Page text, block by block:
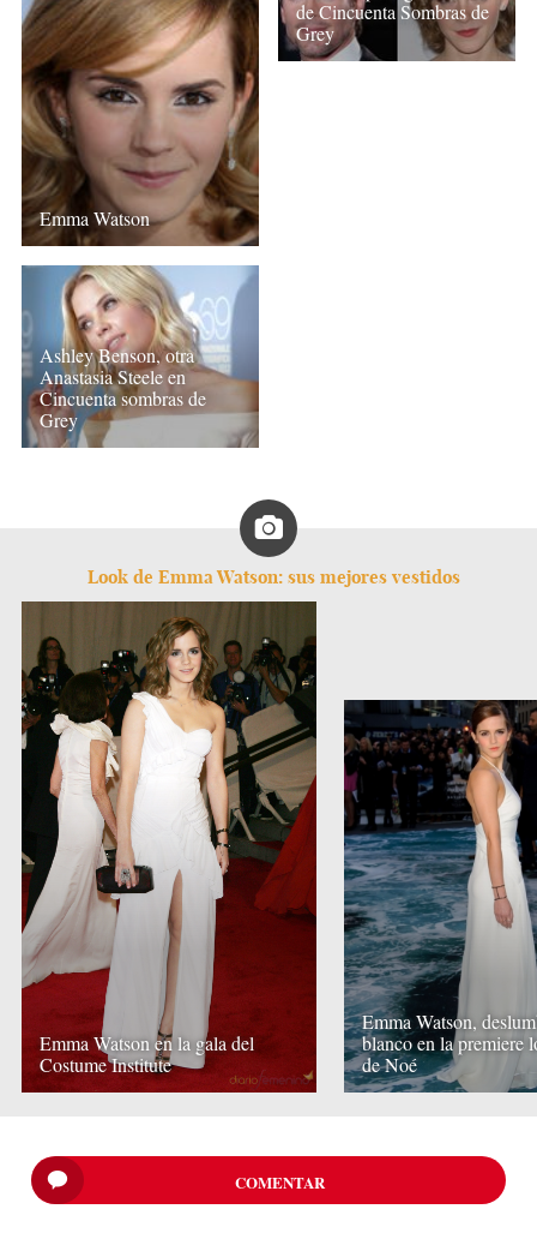
Emma Watson
de Cincuenta Sombras de
Grey
Ashley Benson, otra
Anastasia Steele en
Cincuenta sombras de
Grey
Look de Emma Watson: sus mejores vestidos
Emma Watson en la gala del
Costume Institute
Emma Watson,
blanco en la premiere
de Noé
COMENTAR